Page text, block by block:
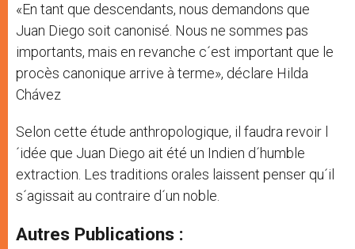
«En tant que descendants, nous demandons que
Juan Diego soit canonisé. Nous ne sommes pas
importants, mais en revanche c´est important que le
procès canonique arrive à terme», déclare Hilda
Chávez
Selon cette étude anthropologique, il faudra revoir l
´idée que Juan Diego ait été un Indien d´humble
extraction. Les traditions orales laissent penser qu´il
s´agissait au contraire d´un noble.
Autres Publications :